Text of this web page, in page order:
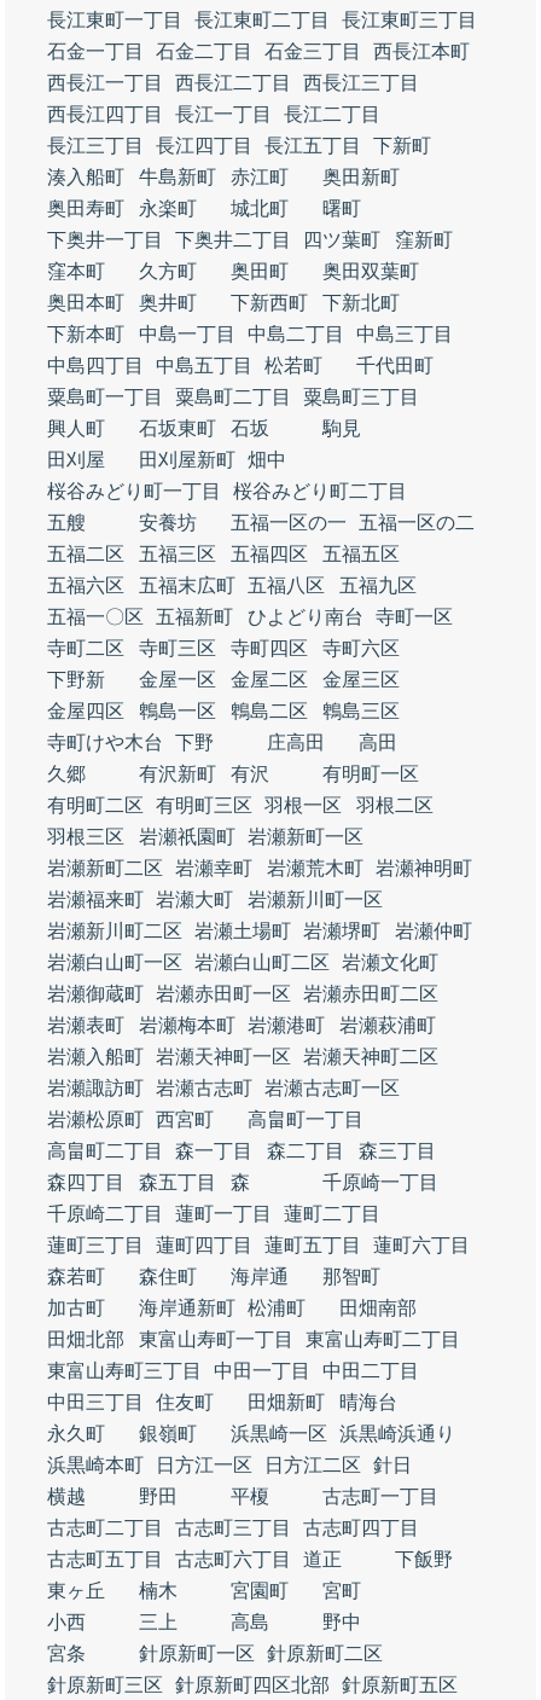
長江東町一丁目
長江東町二丁目
長江東町三丁目
石金一丁目
石金二丁目 石金三丁目
西長江本町
西長江一丁目
西長江二丁目
西長江三丁目
西長江四丁目
長江一丁目
長江二丁目
長江三丁目
長江四丁目 長江五丁目
下新町
湊入船町
牛島新町 赤江町
奥田新町
奥田寿町
永楽町 城北町
曙町
下奥井一丁目
下奥井二丁目 四ツ葉町
窪新町
窪本町
久方町 奥田町
奥田双葉町
奥田本町
奥井町 下新西町
下新北町
下新本町
中島一丁目 中島二丁目
中島三丁目
中島四丁目
中島五丁目 松若町
千代田町
粟島町一丁目
粟島町二丁目
粟島町三丁目
興人町
石坂東町 石坂
駒見
田刈屋
田刈屋新町 畑中
桜谷みどり町一丁目
桜谷みどり町二丁目
五艘
安養坊 五福一区の一
五福一区の二
五福二区
五福三区 五福四区
五福五区
五福六区
五福末広町 五福八区
五福九区
五福一〇区
五福新町 ひよどり南台
寺町一区
寺町二区
寺町三区 寺町四区
寺町六区
下野新
金屋一区 金屋二区
金屋三区
金屋四区
鵯島一区 鵯島二区
鵯島三区
寺町けや木台
下野 庄高田
高田
久郷
有沢新町 有沢
有明町一区
有明町二区
有明町三区 羽根一区
羽根二区
羽根三区
岩瀬祇園町 岩瀬新町一区
岩瀬新町二区
岩瀬幸町 岩瀬荒木町 岩瀬神明町
岩瀬福来町 岩瀬大町
岩瀬新川町一区
岩瀬新川町二区
岩瀬土場町 岩瀬堺町
岩瀬仲町
岩瀬白山町一区
岩瀬白山町二区
岩瀬文化町
岩瀬御蔵町 岩瀬赤田町一区
岩瀬赤田町二区
岩瀬表町
岩瀬梅本町 岩瀬港町
岩瀬萩浦町
岩瀬入船町 岩瀬天神町一区
岩瀬天神町二区
岩瀬諏訪町 岩瀬古志町 岩瀬古志町一区
岩瀬松原町 西宮町
高畠町一丁目
高畠町二丁目
森一丁目 森二丁目
森三丁目
森四丁目
森五丁目 森
千原崎一丁目
千原崎二丁目
蓮町一丁目
蓮町二丁目
蓮町三丁目
蓮町四丁目 蓮町五丁目
蓮町六丁目
森若町
森住町 海岸通
那智町
加古町
海岸通新町 松浦町
田畑南部
田畑北部
東富山寿町一丁目
東富山寿町二丁目
東富山寿町三丁目
中田一丁目
中田二丁目
中田三丁目
住友町 田畑新町
晴海台
永久町
銀嶺町 浜黒崎一区
浜黒崎浜通り
浜黒崎本町
日方江一区 日方江二区
針日
横越
野田 平榎
古志町一丁目
古志町二丁目
古志町三丁目
古志町四丁目
古志町五丁目
古志町六丁目 道正
下飯野
東ヶ丘
楠木 宮園町
宮町
小西
三上 高島
野中
宮条
針原新町一区
針原新町二区
針原新町三区
針原新町四区北部
針原新町五区